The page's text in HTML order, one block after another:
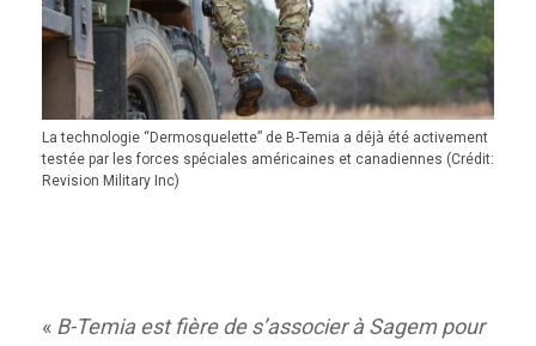
La technologie “Dermosquelette” de B-Temia a déjà été activement
testée par les forces spéciales américaines et canadiennes (Crédit:
Revision Military Inc)
« B-Temia est fière de s’associer à Sagem pour